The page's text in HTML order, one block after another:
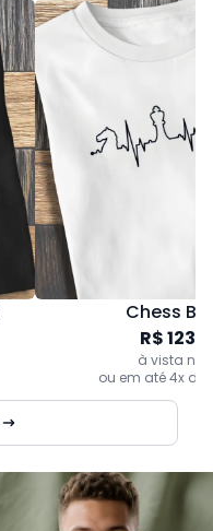
Chess
R$
à vista no
ou em até 4x de